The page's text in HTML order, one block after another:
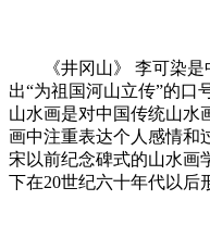
《井冈山》 李可染是
出“为祖国河山立传”的口
山水画是对中国传统山水
画中注重表达个人感情和
宋以前纪念碑式的山水画
下在20世纪六十年代以后